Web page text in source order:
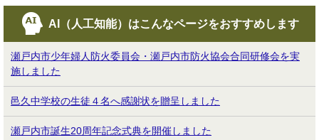
AI（人工知能）はこんなページをおすすめします
瀬戸内市少年婦人防火委員会・瀬戸内市防火協会合同研修会を実
施しました
邑久中学校の生徒４名へ感謝状を贈呈しました
瀬戸内市誕生20周年記念式典を開催しました